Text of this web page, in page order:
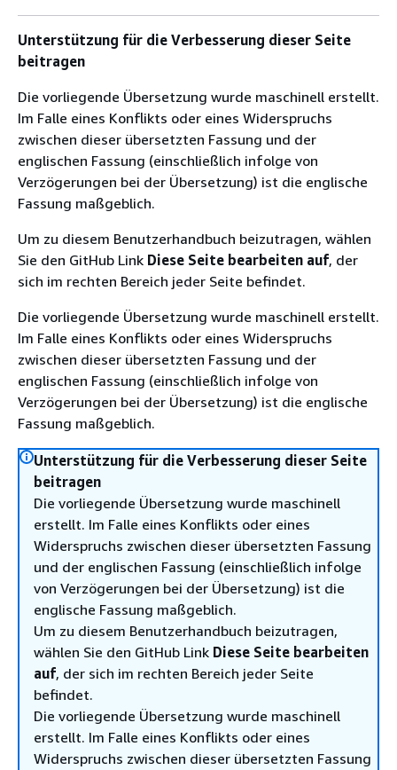
Unterstützung für die Verbesserung dieser Seite
beitragen
Die vorliegende Übersetzung wurde maschinell erstellt.
Im Falle eines Konflikts oder eines Widerspruchs
zwischen dieser übersetzten Fassung und der
englischen Fassung (einschließlich infolge von
Verzögerungen bei der Übersetzung) ist die englische
Fassung maßgeblich.
Um zu diesem Benutzerhandbuch beizutragen, wählen
Sie den GitHub Link Diese Seite bearbeiten auf, der
sich im rechten Bereich jeder Seite befindet.
Die vorliegende Übersetzung wurde maschinell erstellt.
Im Falle eines Konflikts oder eines Widerspruchs
zwischen dieser übersetzten Fassung und der
englischen Fassung (einschließlich infolge von
Verzögerungen bei der Übersetzung) ist die englische
Fassung maßgeblich.
Unterstützung für die Verbesserung dieser Seite
beitragen
Die vorliegende Übersetzung wurde maschinell
erstellt. Im Falle eines Konflikts oder eines
Widerspruchs zwischen dieser übersetzten Fassung
und der englischen Fassung (einschließlich infolge
von Verzögerungen bei der Übersetzung) ist die
englische Fassung maßgeblich.
Um zu diesem Benutzerhandbuch beizutragen,
wählen Sie den GitHub Link Diese Seite bearbeiten
auf, der sich im rechten Bereich jeder Seite
befindet.
Die vorliegende Übersetzung wurde maschinell
erstellt. Im Falle eines Konflikts oder eines
Widerspruchs zwischen dieser übersetzten Fassung